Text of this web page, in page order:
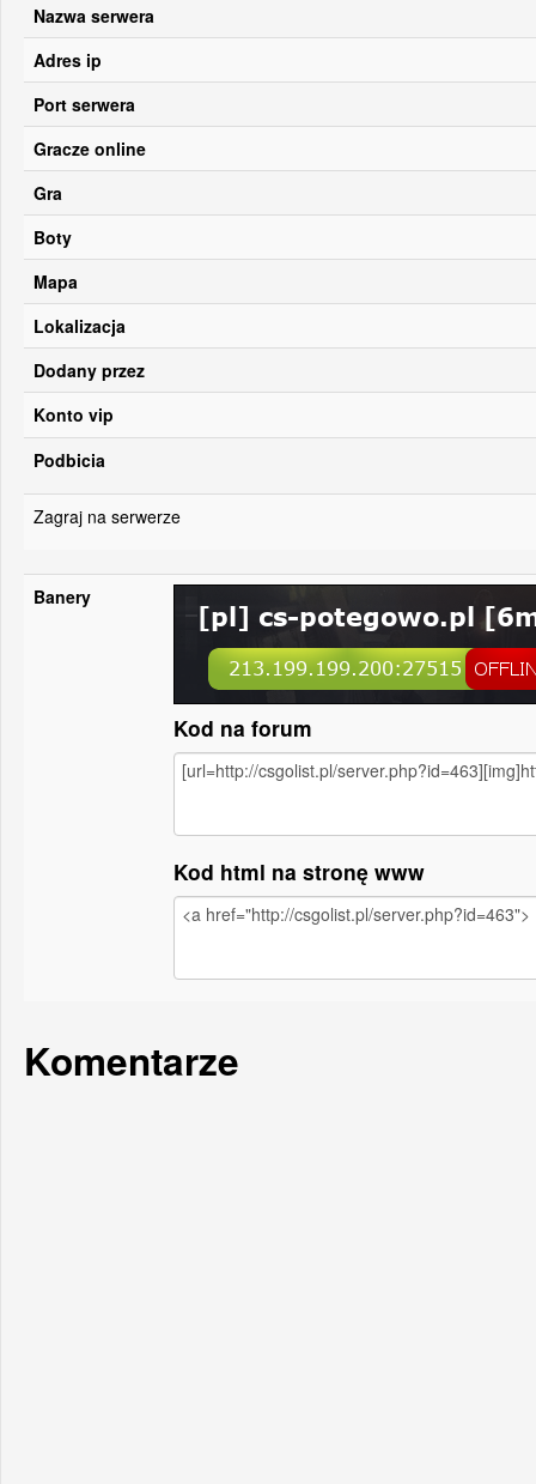
Nazwa serwera
Adres ip
Port serwera
Gracze online
Gra
Boty
Mapa
Lokalizacja
Dodany przez
Konto vip
Podbicia
Zagraj na serwerze
Banery
Kod na forum
Kod html na stronę www
Komentarze